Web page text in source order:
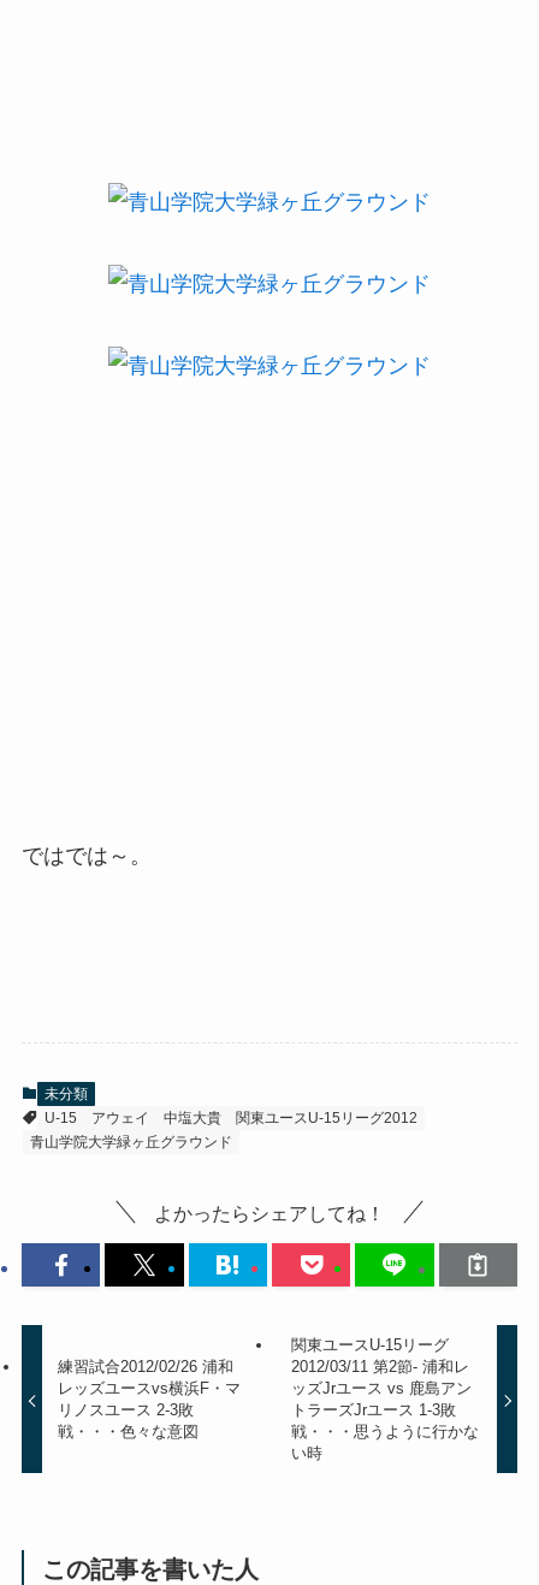
ではでは～。
未分類
U-15
アウェイ 中塩大貴
関東ユースU-15リーグ2012
青山学院大学緑ヶ丘グラウンド
よかったらシェアしてね！
練習試合2012/02/26 浦和
レッズユースvs横浜F・マ
リノスユース 2-3敗
戦・・・色々な意図
関東ユースU-15リーグ
2012/03/11 第2節- 浦和レ
ッズJrユース vs 鹿島アン
トラーズJrユース 1-3敗
戦・・・思うように行かな
い時
この記事を書いた人